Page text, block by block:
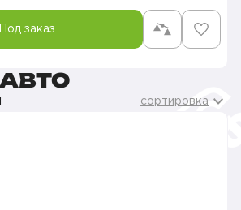
Под заказ
сортировка